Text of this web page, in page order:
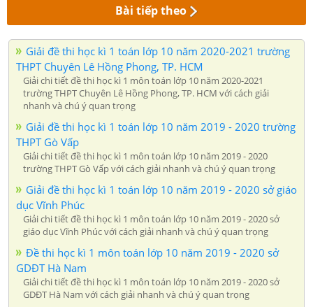
Bài tiếp theo
Giải đề thi học kì 1 toán lớp 10 năm 2020-2021 trường
THPT Chuyên Lê Hồng Phong, TP. HCM
Giải chi tiết đề thi học kì 1 môn toán lớp 10 năm 2020-2021
trường THPT Chuyên Lê Hồng Phong, TP. HCM với cách giải
nhanh và chú ý quan trọng
Giải đề thi học kì 1 toán lớp 10 năm 2019 - 2020 trường
THPT Gò Vấp
Giải chi tiết đề thi học kì 1 môn toán lớp 10 năm 2019 - 2020
trường THPT Gò Vấp với cách giải nhanh và chú ý quan trọng
Giải đề thi học kì 1 toán lớp 10 năm 2019 - 2020 sở giáo
dục Vĩnh Phúc
Giải chi tiết đề thi học kì 1 môn toán lớp 10 năm 2019 - 2020 sở
giáo dục Vĩnh Phúc với cách giải nhanh và chú ý quan trọng
Đề thi học kì 1 môn toán lớp 10 năm 2019 - 2020 sở
GDĐT Hà Nam
Giải chi tiết đề thi học kì 1 môn toán lớp 10 năm 2019 - 2020 sở
GDĐT Hà Nam với cách giải nhanh và chú ý quan trọng